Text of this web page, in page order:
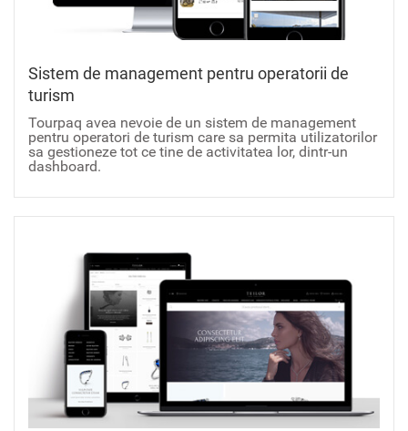
Sistem de management pentru operatorii de
turism
Tourpaq avea nevoie de un sistem de management
pentru operatori de turism care sa permita utilizatorilor
sa gestioneze tot ce tine de activitatea lor, dintr-un
dashboard.